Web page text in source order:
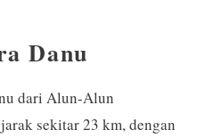
Danu
dari Alun-Alun
sekitar 23 km, dengan